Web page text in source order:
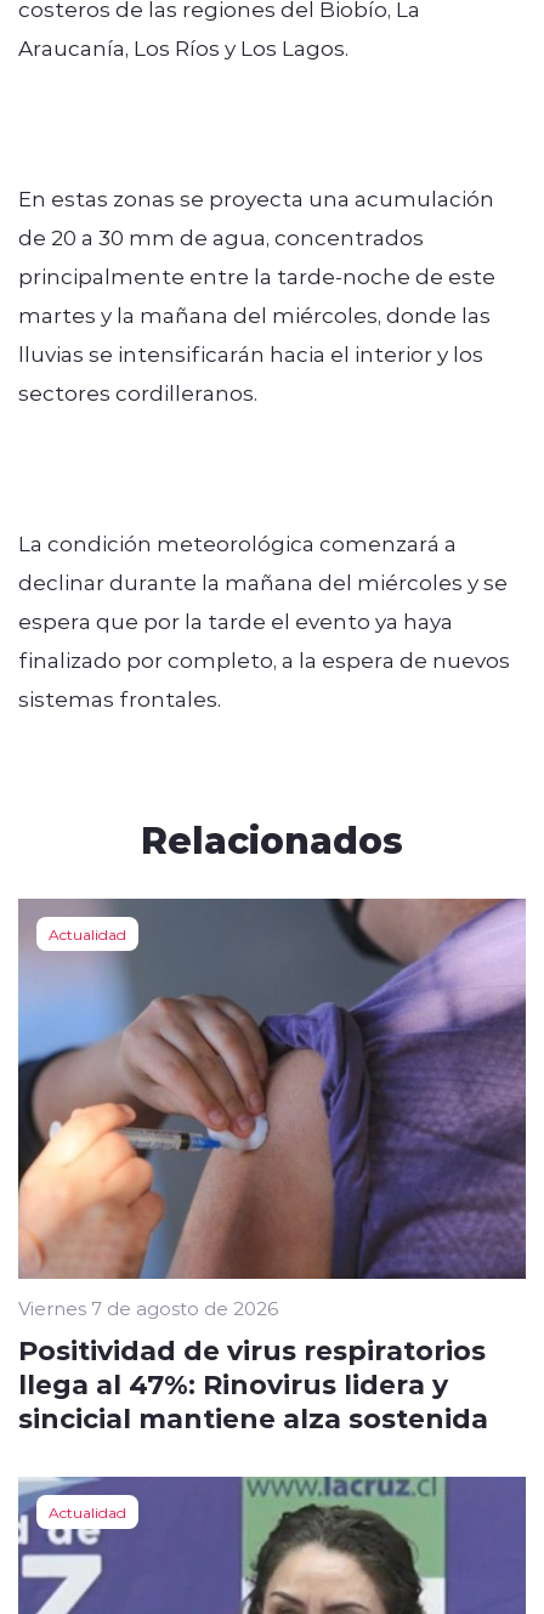
costeros de las regiones del Biobío, La
Araucanía, Los Ríos y Los Lagos.
En estas zonas se proyecta una acumulación
de 20 a 30 mm de agua, concentrados
principalmente entre la tarde-noche de este
martes y la mañana del miércoles, donde las
lluvias se intensificarán hacia el interior y los
sectores cordilleranos.
La condición meteorológica comenzará a
declinar durante la mañana del miércoles y se
espera que por la tarde el evento ya haya
finalizado por completo, a la espera de nuevos
sistemas frontales.
Relacionados
Actualidad
Viernes 7 de agosto de 2026
Positividad de virus respiratorios
llega al 47%: Rinovirus lidera y
sincicial mantiene alza sostenida
Actualidad